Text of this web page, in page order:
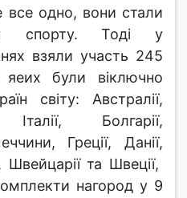
одно, вони стали
спорту. Тоді у
взяли участь 245
яеих були віключно
світу: Австралії,
Італії, Болгарії,
Греції, Данії,
та Швеції,
нагород у 9